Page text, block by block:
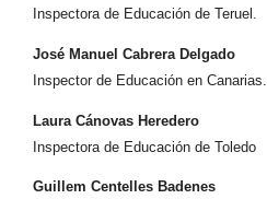
Inspectora de Educación de Teruel.
José Manuel Cabrera Delgado
Inspector de Educación en Canarias.
Laura Cánovas Heredero
Inspectora de Educación de Toledo
Guillem Centelles Badenes